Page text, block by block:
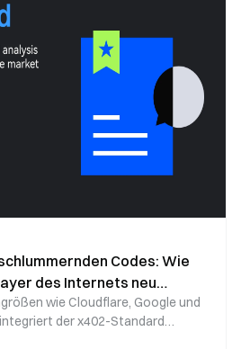
Codes: Wie
des Internets neu
wie Cloudflare, Google und
der x402-Standard
in die Infrastruktur des